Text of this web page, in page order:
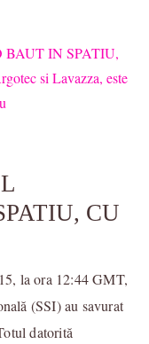
CU
la ora 12:44 GMT,
(SSI) au savurat
datorită